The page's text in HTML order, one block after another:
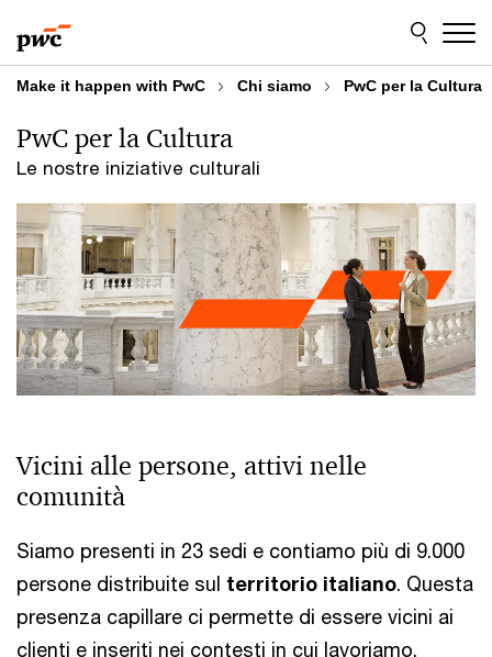
to
content
to
footer
Make it happen with PwC Chi siamo PwC per la Cultura
Le nostre iniziative culturali
PwC per la Cultura
Vicini alle persone, attivi nelle
comunità
Siamo presenti in 23 sedi e contiamo più di 9.000
persone distribuite sul territorio italiano. Questa
presenza capillare ci permette di essere vicini ai
clienti e inseriti nei contesti in cui lavoriamo.